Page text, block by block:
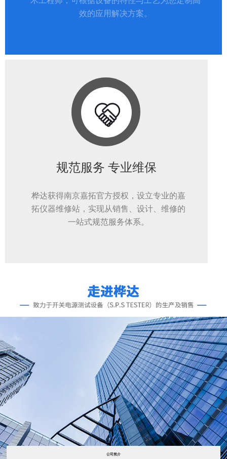
效的应用解决方案。
规范服务 专业维保
桦达获得南京嘉拓官方授权，设立专业的嘉
拓仪器维修站，实现从销售、设计、维修的
一站式规范服务体系。
公司简介